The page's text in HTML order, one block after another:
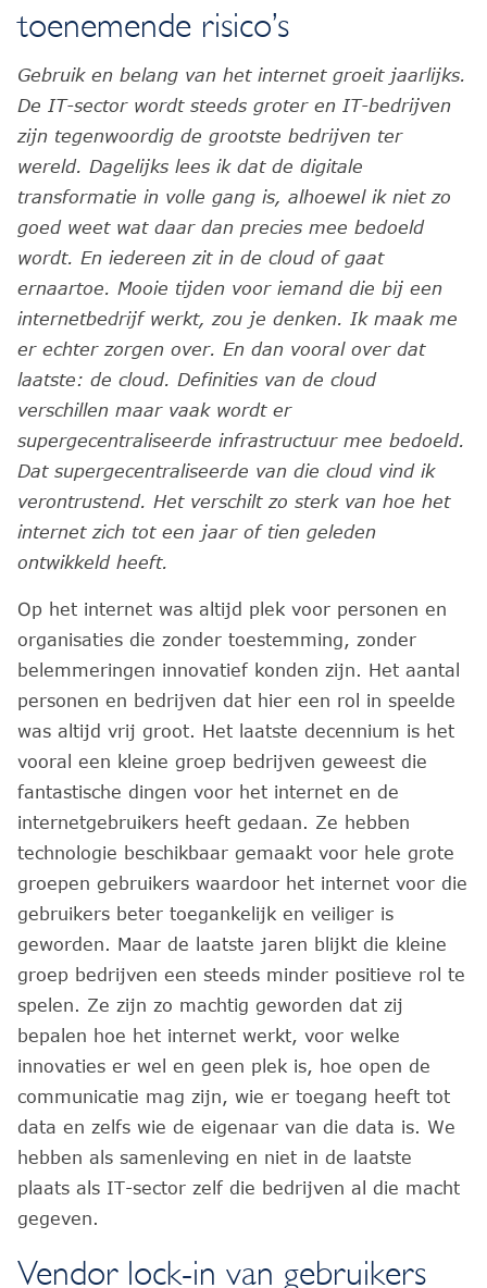
toenemende risico’s
Gebruik en belang van het internet groeit jaarlijks.
De IT-sector wordt steeds groter en IT-bedrijven
zijn tegenwoordig de grootste bedrijven ter
wereld. Dagelijks lees ik dat de digitale
transformatie in volle gang is, alhoewel ik niet zo
goed weet wat daar dan precies mee bedoeld
wordt. En iedereen zit in de cloud of gaat
ernaartoe. Mooie tijden voor iemand die bij een
internetbedrijf werkt, zou je denken. Ik maak me
er echter zorgen over. En dan vooral over dat
laatste: de cloud. Definities van de cloud
verschillen maar vaak wordt er
supergecentraliseerde infrastructuur mee bedoeld.
Dat supergecentraliseerde van die cloud vind ik
verontrustend. Het verschilt zo sterk van hoe het
internet zich tot een jaar of tien geleden
ontwikkeld heeft.
Op het internet was altijd plek voor personen en
organisaties die zonder toestemming, zonder
belemmeringen innovatief konden zijn. Het aantal
personen en bedrijven dat hier een rol in speelde
was altijd vrij groot. Het laatste decennium is het
vooral een kleine groep bedrijven geweest die
fantastische dingen voor het internet en de
internetgebruikers heeft gedaan. Ze hebben
technologie beschikbaar gemaakt voor hele grote
groepen gebruikers waardoor het internet voor die
gebruikers beter toegankelijk en veiliger is
geworden. Maar de laatste jaren blijkt die kleine
groep bedrijven een steeds minder positieve rol te
spelen. Ze zijn zo machtig geworden dat zij
bepalen hoe het internet werkt, voor welke
innovaties er wel en geen plek is, hoe open de
communicatie mag zijn, wie er toegang heeft tot
data en zelfs wie de eigenaar van die data is. We
hebben als samenleving en niet in de laatste
plaats als IT-sector zelf die bedrijven al die macht
gegeven.
Vendor lock-in van gebruikers